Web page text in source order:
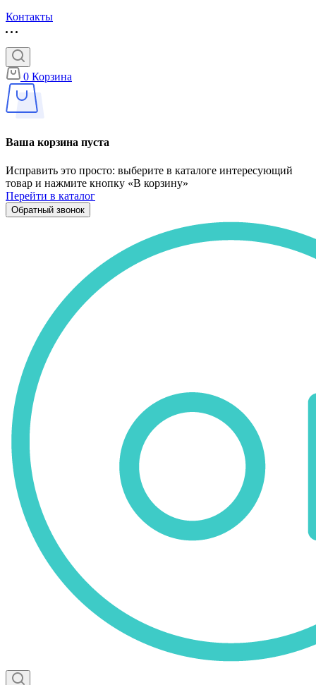
Контакты
0 Корзина
Ваша корзина пуста
Исправить это просто: выберите в каталоге интересующий
товар и нажмите кнопку «В корзину»
Перейти в каталог
Обратный звонок